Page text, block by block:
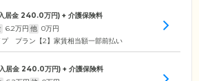
居金 240.0万円) + 介護保険料
6.2万円 他 0万円
プ プラン【2】家賃相当額一部前払い
居金 240.0万円) + 介護保険料